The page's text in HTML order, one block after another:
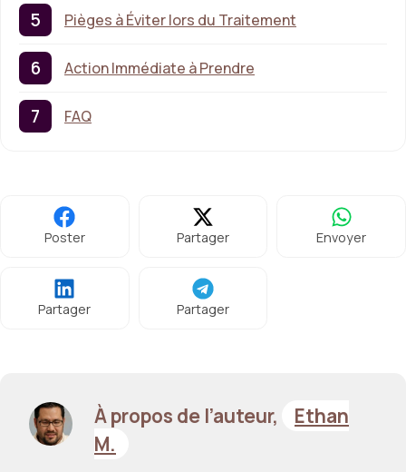
Pièges à Éviter lors du Traitement
Action Immédiate à Prendre
FAQ
Poster Partager Envoyer
Partager Partager
À propos de l’auteur,
Ethan
M.